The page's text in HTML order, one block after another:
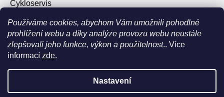
Používáme cookies, abychom Vám umožnili pohodlné
prohlížení webu a díky analýze provozu webu neustále
zlepšovali jeho funkce, výkon a použitelnost.. Více
informací zde.
Nastavení
POZOR - stav zboží SKLADEM neodpovídá stavu na prodejně. Při
Cykloservis
Skiservis
Obchodní podmínky
Podmínky ochrany osobních údajů